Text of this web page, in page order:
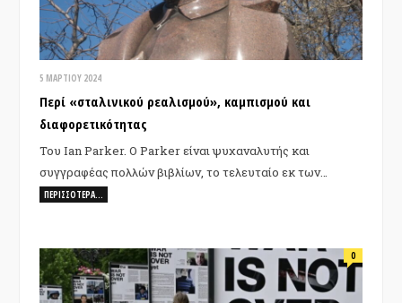
5 ΜΑΡΤΊΟΥ 2024
Περί «σταλινικού ρεαλισμού», καμπισμού και
διαφορετικότητας
Του Ian Parker. O Parker είναι ψυχαναλυτής και
συγγραφέας πολλών βιβλίων, το τελευταίο εκ των…
ΠΕΡΙΣΣΌΤΕΡΑ…
0